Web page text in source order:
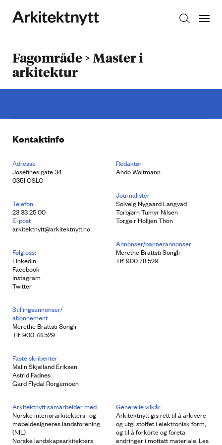
Fagområde > Master i
arkitektur
Kontaktinfo
Adresse
Josefines gate 34
0351 OSLO
Telefon
23 33 25 00
E-post
arkitektnytt@arkitektnytt.no
Følg oss:
LinkedIn
Facebook
Instagram
Twitter
Redaktør
Ando Woltmann
Journalister
Solveig Nygaard Langvad
Torbjørn Tumyr Nilsen
Torgeir Holljen Thon
Annonser/bannerannonser
Merethe Brattsti Songli
Tlf: 900 78 529
Stillingsannonser/
abonnement
Merethe Brattsti Songli
Tlf: 900 78 529
Faste skribenter
Malin Skjelland Eriksen
Astrid Fadnes
Gard Flydal Rorgemoen
Arkitektnytt samarbeider med
Norske interiørarkitekters- og
møbeldesigneres landsforening
(NIL)
Norske landskapsarkitekters
Generelle vilkår
Arkitektnytt gis rett til å arkivere
og utgi stoffet i elektronisk form,
og til å forkorte og foreta
endringer i mottatt materiale. Les